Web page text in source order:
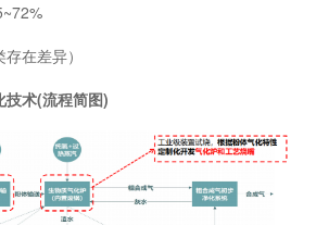
在差异）
技术(流程简图)